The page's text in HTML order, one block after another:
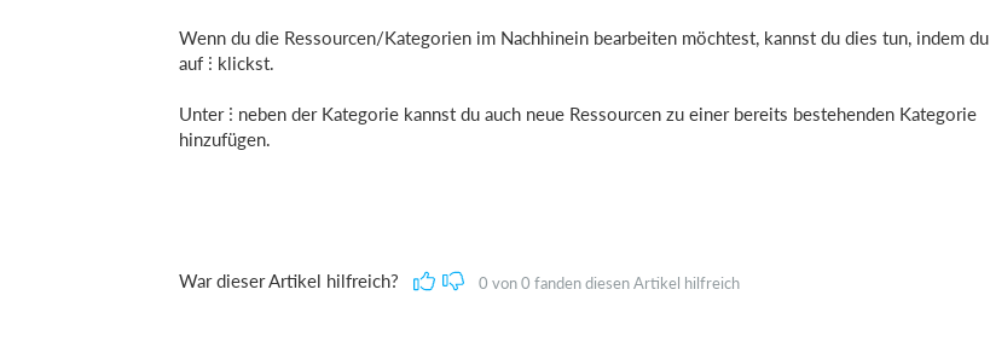
Wenn du die Ressourcen/Kategorien im Nachhinein bearbeiten möchtest, kannst du dies tun, indem du
auf
klickst.
Unter
neben der Kategorie kannst du auch neue Ressourcen zu einer bereits bestehenden Kategorie
hinzufügen.
War dieser Artikel hilfreich? 0 von0 fanden diesen Artikel hilfreich